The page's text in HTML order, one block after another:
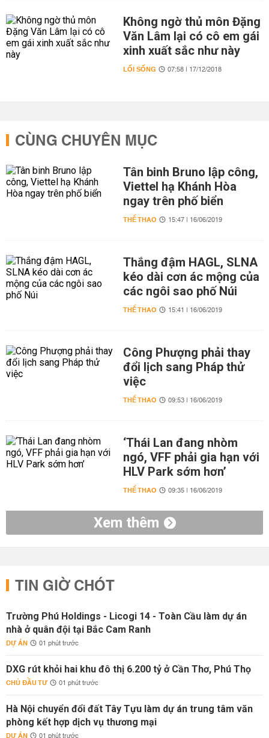
Không ngờ thủ môn Đặng
Văn Lâm lại có cô em gái
xinh xuất sắc như này
LỐI SỐNG 07:58 | 17/12/2018
CÙNG CHUYÊN MỤC
Tân binh Bruno lập công,
Viettel hạ Khánh Hòa
ngay trên phố biển
THỂ THAO 15:47 | 16/06/2019
Thắng đậm HAGL, SLNA
kéo dài cơn ác mộng của
các ngôi sao phố Núi
THỂ THAO 15:41 | 16/06/2019
Công Phượng phải thay
đổi lịch sang Pháp thử
việc
THỂ THAO 09:53 | 16/06/2019
‘Thái Lan đang nhòm
ngó, VFF phải gia hạn với
HLV Park sớm hơn’
THỂ THAO 09:35 | 16/06/2019
Xem thêm
TIN GIỜ CHÓT
Trường Phú Holdings - Licogi 14 - Toàn Cầu làm dự án
nhà ở quân đội tại Bắc Cam Ranh
DỰ ÁN 01 phút trước
DXG rút khỏi hai khu đô thị 6.200 tỷ ở Cần Thơ, Phú Thọ
CHỦ ĐẦU TƯ 01 phút trước
Hà Nội chuyển đổi đất Tây Tựu làm dự án trung tâm văn
phòng kết hợp dịch vụ thương mại